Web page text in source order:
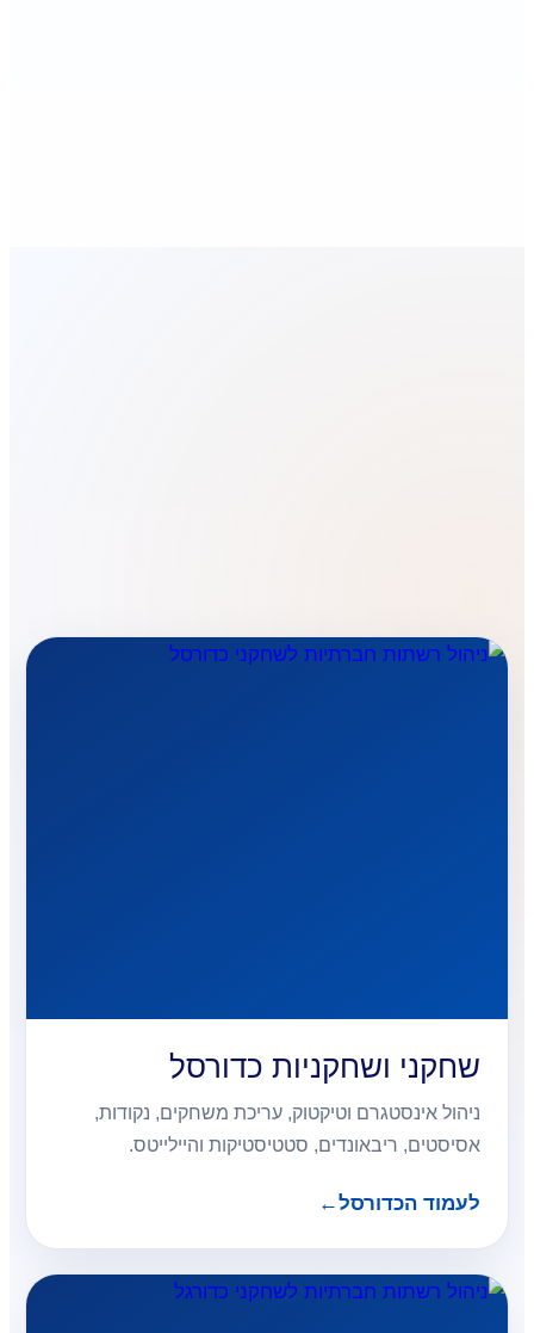
שחקני ושחקניות כדורסל
ניהול אינסטגרם וטיקטוק, עריכת משחקים, נקודות,
אסיסטים, ריבאונדים, סטטיסטיקות והיילייטס.
לעמוד הכדורסל